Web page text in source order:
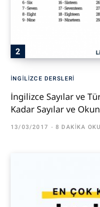
İNGILIZCE DERSLERI
İngilizce Sayılar ve
Kadar Sayılar ve
13/03/2017 8 DAKIKA